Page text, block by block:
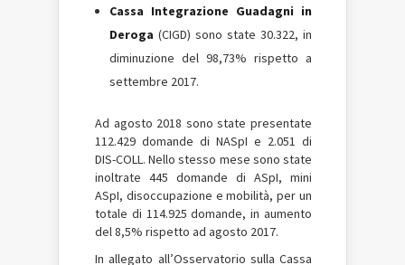
Cassa Integrazione Guadagni in
Deroga (CIGD) sono state 30.322, in
diminuzione del 98,73% rispetto a
settembre 2017.
Ad agosto 2018 sono state presentate
112.429 domande di NASpI e 2.051 di
DIS-COLL. Nello stesso mese sono state
inoltrate 445 domande di ASpI, mini
ASpI, disoccupazione e mobilità, per un
totale di 114.925 domande, in aumento
del 8,5% rispetto ad agosto 2017.
In allegato all’Osservatorio sulla Cassa